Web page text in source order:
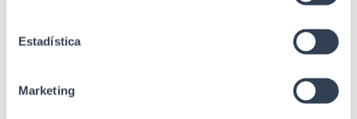
Estadística
Marketing